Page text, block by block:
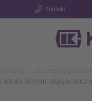
Kontakt
Infinity 60 mm, odpływ